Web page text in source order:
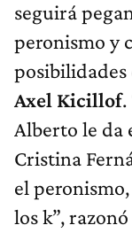
seguirá
peronismo y
posibilidades
Axel Kicillof.
Alberto le da
Cristina
el
los k”,